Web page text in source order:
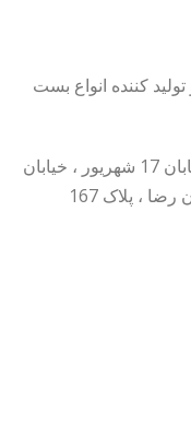
کننده انواع بست
آدرس دفتر مرکزی : تهران ، شادآباد ، خیابان 17 شهریور ، خیابان
، پلاک 167